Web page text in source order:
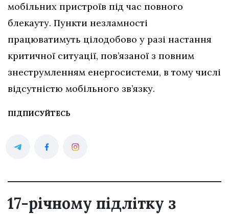
мобільних пристроїв під час повного
блекауту. Пункти незламності
працюватимуть цілодобово у разі настання
критичної ситуації, пов’язаної з повним
знеструмленням енергосистеми, в тому числі
відсутністю мобільного зв’язку.
ПІДПИСУЙТЕСЬ
17-річному підлітку з